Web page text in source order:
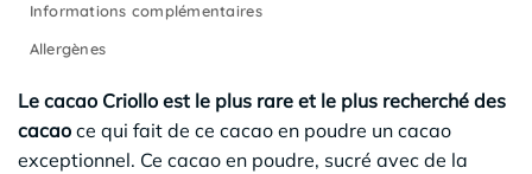
Informations complémentaires
Allergènes
Le cacao Criollo est le plus rare et le plus recherché des
cacao ce qui fait de ce cacao en poudre un cacao
exceptionnel. Ce cacao en poudre, sucré avec de la